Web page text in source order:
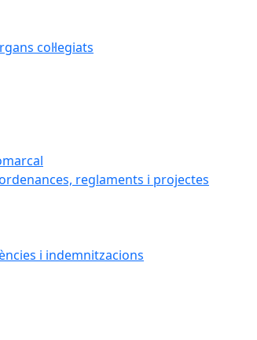
col·legiats
reglaments i projectes
i indemnitzacions